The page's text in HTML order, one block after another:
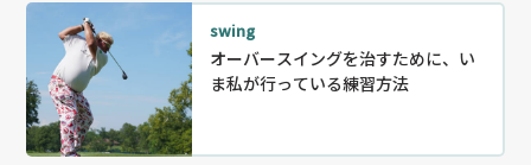
swing
オーバースイングを治すために、い
ま私が行っている練習方法